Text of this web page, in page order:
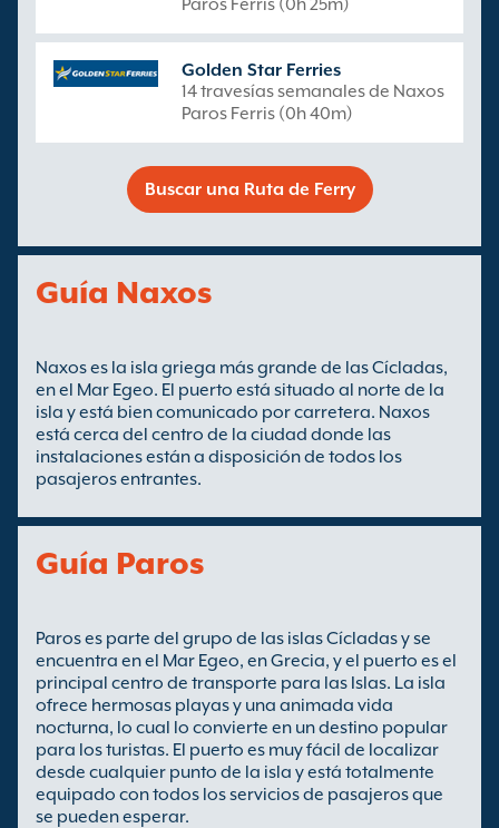
Paros Ferris (0h 25m)
Golden Star Ferries
14 travesías semanales de Naxos
Paros Ferris (0h 40m)
Buscar una Ruta de Ferry
Guía Naxos
Naxos es la isla griega más grande de las Cícladas,
en el Mar Egeo. El puerto está situado al norte de la
isla y está bien comunicado por carretera. Naxos
está cerca del centro de la ciudad donde las
instalaciones están a disposición de todos los
pasajeros entrantes.
Guía Paros
Paros es parte del grupo de las islas Cícladas y se
encuentra en el Mar Egeo, en Grecia, y el puerto es el
principal centro de transporte para las Islas. La isla
ofrece hermosas playas y una animada vida
nocturna, lo cual lo convierte en un destino popular
para los turistas. El puerto es muy fácil de localizar
desde cualquier punto de la isla y está totalmente
equipado con todos los servicios de pasajeros que
se pueden esperar.